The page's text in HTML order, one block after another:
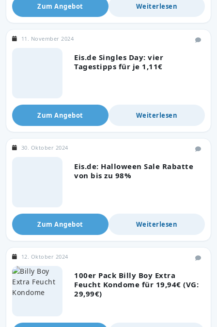
Zum Angebot Weiterlesen
Eis.de Singles Day: vier
Tagestipps für je 1,11€
11. November 2024
Zum Angebot Weiterlesen
Eis.de: Halloween Sale Rabatte
von bis zu 98%
30. Oktober 2024
Zum Angebot Weiterlesen
100er Pack Billy Boy Extra
Feucht Kondome für 19,94€ (VG:
29,99€)
12. Oktober 2024